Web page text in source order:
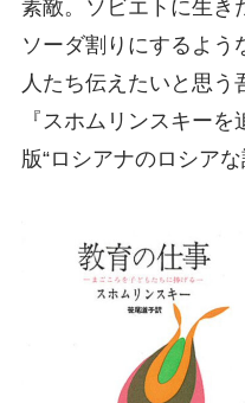
素敵。ソビエトに生き
ソーダ割りにするよう
人たち伝えたいと思う
『スホムリンスキー
版“ロシアナのロシアな